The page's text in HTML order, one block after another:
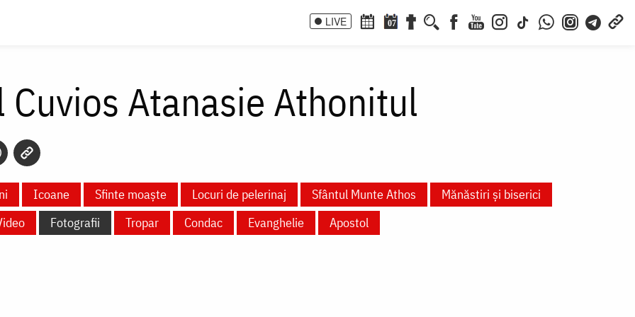
LIVE 07
Cuvios Atanasie Athonitul
Icoane Sfinte moaște Locuri de pelerinaj Sfântul Munte Athos
Mănăstiri și biserici
Fotografii Tropar Condac Evanghelie Apostol